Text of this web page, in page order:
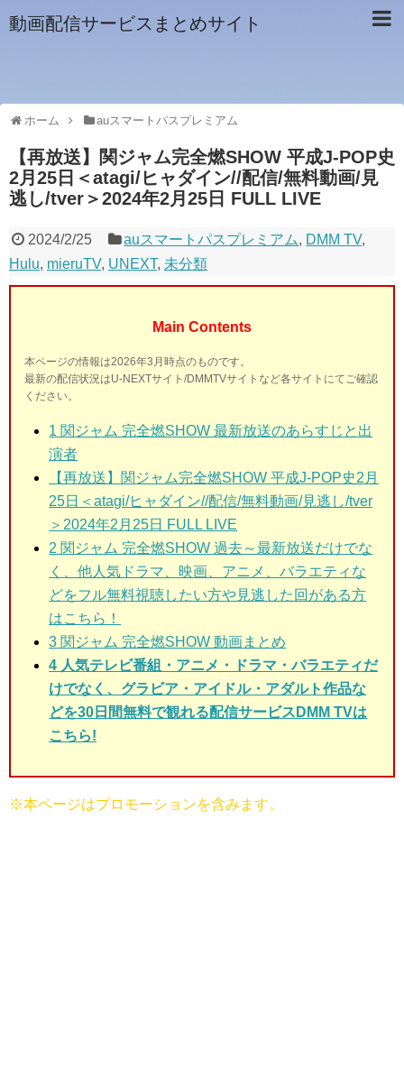
動画配信サービスまとめサイト
ホーム auスマートパスプレミアム
【再放送】関ジャム完全燃SHOW 平成J-POP史
2月25日＜atagi/ヒャダイン//配信/無料動画/見
逃し/tver＞2024年2月25日 FULL LIVE
2024/2/25 auスマートパスプレミアム, DMM TV,
Hulu, mieruTV, UNEXT, 未分類
Main Contents
本ページの情報は2026年3月時点のものです。
最新の配信状況はU-NEXTサイト/DMMTVサイトなど各サイトにてご確認
ください。
1 関ジャム 完全燃SHOW 最新放送のあらすじと出
演者
【再放送】関ジャム完全燃SHOW 平成J-POP史2月
25日＜atagi/ヒャダイン//配信/無料動画/見逃し/tver
＞2024年2月25日 FULL LIVE
2 関ジャム 完全燃SHOW 過去～最新放送だけでな
く、他人気ドラマ、映画、アニメ、バラエティな
どをフル無料視聴したい方や見逃した回がある方
はこちら！
3 関ジャム 完全燃SHOW動画まとめ
4 人気テレビ番組・アニメ・ドラマ・バラエティだ
けでなく、グラビア・アイドル・アダルト作品な
どを30日間無料で観れる配信サービスDMM TVは
こちら!
※本ページはプロモーションを含みます。